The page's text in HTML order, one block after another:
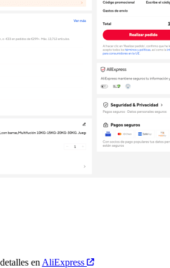
en AliExpress